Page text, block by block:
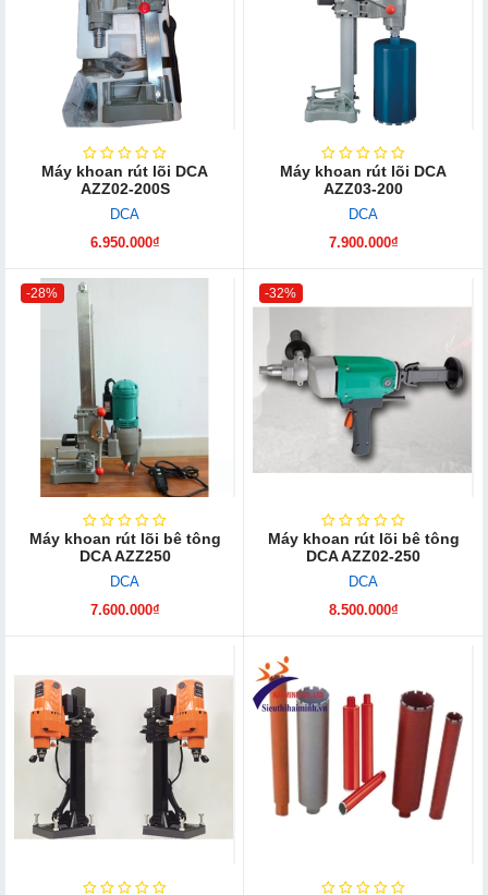
Máy khoan rút lõi DCA
AZZ02-200S
DCA
6.950.000₫
Máy khoan rút lõi DCA
AZZ03-200
DCA
7.900.000₫
-28%
Máy khoan rút lõi bê tông
DCA AZZ250
DCA
7.600.000₫
-32%
Máy khoan rút lõi bê tông
DCA AZZ02-250
DCA
8.500.000₫